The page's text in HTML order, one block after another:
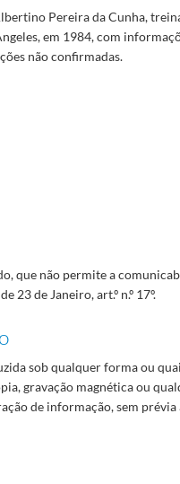
Pereira da Cunha,
em 1984, com
não confirmadas.
que não permite a
23 de Janeiro, art.º n.º 17º.
sob qualquer forma ou
gravação magnética ou
de informação, sem